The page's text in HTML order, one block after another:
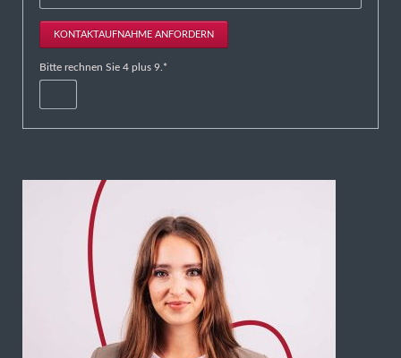
KONTAKTAUFNAHME ANFORDERN
Pflichtfeld
Bitte rechnen Sie 4 plus 9. *